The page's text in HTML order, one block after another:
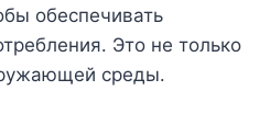
обеспечивать
Это не только
среды․